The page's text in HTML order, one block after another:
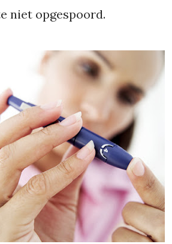
niet opgespoord.